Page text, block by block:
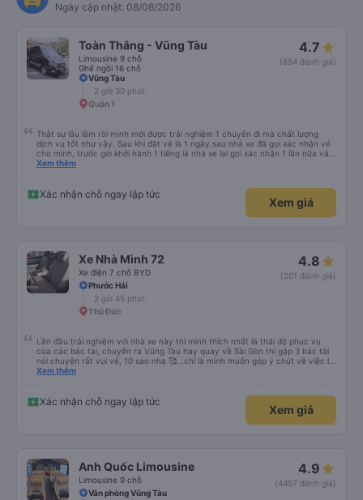
Ngày cập nhật: 08/08/2026
Toàn Thắng - Vũng Tàu
Limousine 9 chỗ
Ghế ngồi 16 chỗ
4.7
(894 đánh giá)
Vũng Tàu
2 giờ 30 phút
Quận 1
Thật sự lâu lắm rồi mình mới được trải nghiệm 1 chuyến đi mà chất lượng
dịch vụ tốt như vậy. Sau khi đặt vé là 1 ngày sau nhà xe đã gọi xác nhận vé
cho mình, trước giờ khởi hành 1 tiếng là nhà xe lại gọi xác nhận 1 lần nữa và
cung cấp số đt của bác tài và số xe. Dịch vụ tốt, xe sạch sẽ và bác tài chạy
Xem thêm
Xác nhận chỗ ngay lập tức
Xem giá
Xe Nhà Mình 72
Xe điện 7 chỗ BYD
4.8
(201 đánh giá)
Phước Hải
2 giờ 45 phút
Thủ Đức
Lần đầu trải nghiệm với nhà xe này thì mình thích nhất là thái độ phục vụ
của các bác tài, chuyến ra Vũng Tàu hay quay về Sài Gòn thì gặp 3 bác tài
nói chuyện rất vui vẻ, 10 sao nha 🥰...chỉ là mình muốn góp ý chút về việc lái
xe, mặc dù mình nghĩ chắc mấy bác tài cũng thuộc dạng vững tay lái nên
là gì thì mình cũng mong các bác tài luôn cẩn thận vì sự an toàn của bản
thân và nhg hành khách trên xe là ok, lần sau có dịp mình sẽ tiếp tục ủng hộ
nhà xe, chúc nhà xe luôn làm ăn phát đạt và luôn giữ vững phong độ phục
Xem thêm
Xác nhận chỗ ngay lập tức
Xem giá
Anh Quốc Limousine
Limousine 9 chỗ
4.9
(4457 đánh giá)
Văn phòng Vũng Tàu